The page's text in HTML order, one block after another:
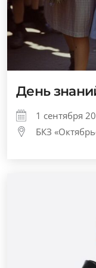
День
1 сентября
БКЗ